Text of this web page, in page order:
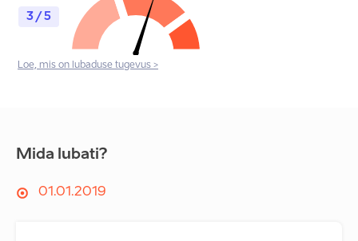
3 / 5
Loe, mis on lubaduse tugevus >
Mida lubati?
01.01.2019